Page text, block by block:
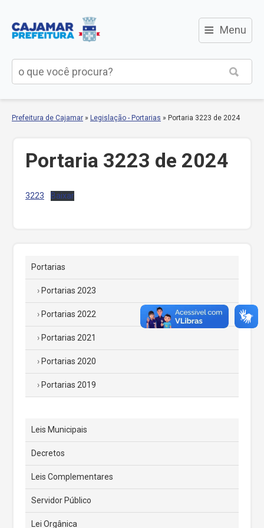
≡ Menu
Prefeitura de Cajamar » Legislação - Portarias » Portaria 3223 de 2024
Portaria 3223 de 2024
3223 Baixar
Portarias
Portarias 2023
Portarias 2022
Portarias 2021
Portarias 2020
Portarias 2019
Leis Municipais
Decretos
Leis Complementares
Servidor Público
Lei Orgânica